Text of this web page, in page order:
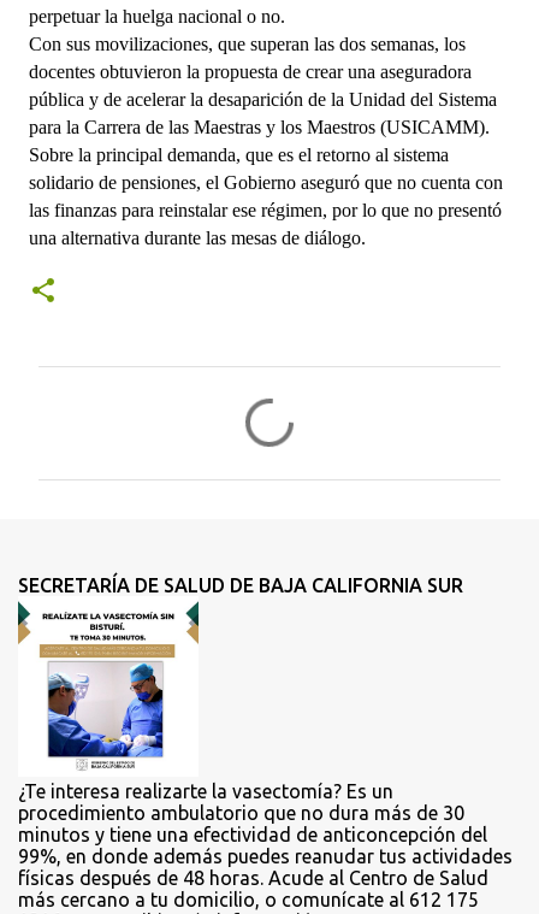
perpetuar la huelga nacional o no.
Con sus movilizaciones, que superan las dos semanas, los
docentes obtuvieron la propuesta de crear una aseguradora
pública y de acelerar la desaparición de la Unidad del Sistema
para la Carrera de las Maestras y los Maestros (USICAMM).
Sobre la principal demanda, que es el retorno al sistema
solidario de pensiones, el Gobierno aseguró que no cuenta con
las finanzas para reinstalar ese régimen, por lo que no presentó
una alternativa durante las mesas de diálogo.
t
a
r
o
SECRETARÍA DE SALUD DE BAJA CALIFORNIA SUR
¿Te interesa realizarte la vasectomía? Es un
procedimiento ambulatorio que no dura más de 30
minutos y tiene una efectividad de anticoncepción del
99%, en donde además puedes reanudar tus actividades
físicas después de 48 horas. Acude al Centro de Salud
más cercano a tu domicilio, o comunícate al 612 175